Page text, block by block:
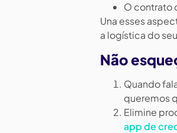
O contrato
Una esses
a logística do
Não
Quando
queremos
Elimine
app de